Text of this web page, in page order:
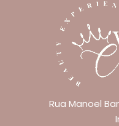
Rua Manoel